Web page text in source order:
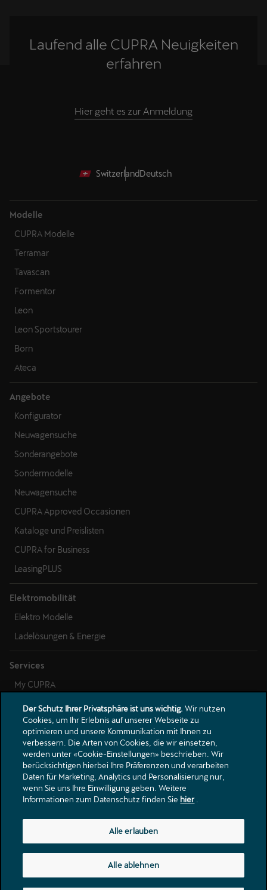
Der Schutz Ihrer Privatsphäre ist uns wichtig. Wir nutzen
Cookies, um Ihr Erlebnis auf unserer Webseite zu
optimieren und unsere Kommunikation mit Ihnen zu
verbessern. Die Arten von Cookies, die wir einsetzen,
werden unter «Cookie-Einstellungen» beschrieben. Wir
berücksichtigen hierbei Ihre Präferenzen und verarbeiten
Daten für Marketing, Analytics und Personalisierung nur,
wenn Sie uns Ihre Einwilligung geben. Weitere
Informationen zum Datenschutz finden Sie hier.
Alle ablehnen
Alle erlauben